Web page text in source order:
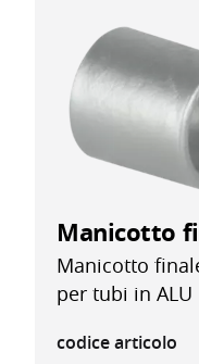
Manicotto
Manicotto
per tubi in ALU
codice articolo